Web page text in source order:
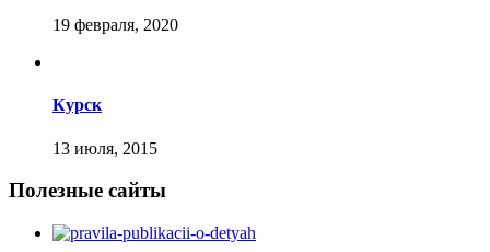
Курск
Полезные сайты